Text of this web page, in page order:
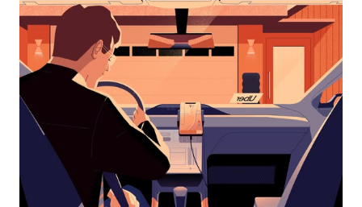
выбрать
дату.
Чтобы
закрыть
календарь,
нажмите
Esc.